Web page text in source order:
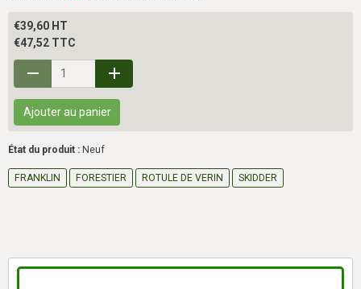
€39,60 HT
€47,52 TTC
Ajouter au panier
État du produit : Neuf
FRANKLIN FORESTIER ROTULE DE VERIN SKIDDER